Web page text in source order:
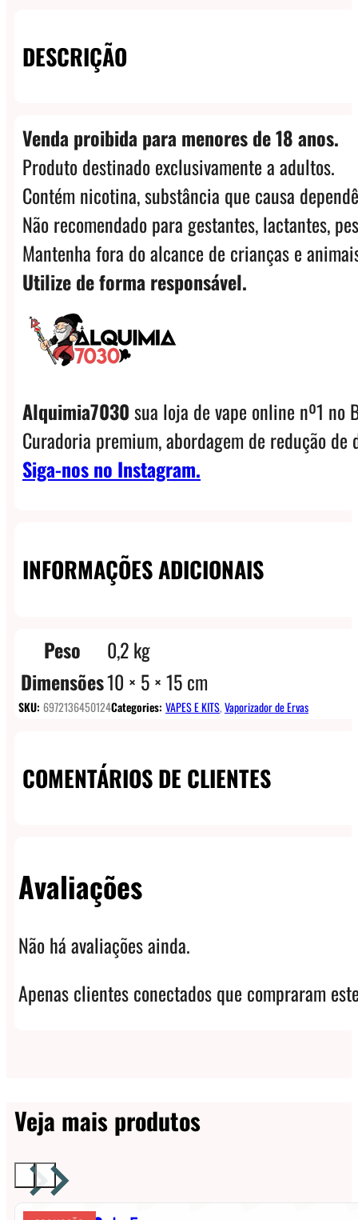
DESCRIÇÃO
Venda proibida para menores de 18 anos.
Produto destinado exclusivamente a adultos.
Contém nicotina, substância que causa
Não recomendado para gestantes, lactantes,
Mantenha fora do alcance de crianças e
Utilize de forma responsável.
Alquimia7030sua loja de vape online nº1 no
Curadoria premium, abordagem de redução
Siga-nos no Instagram.
INFORMAÇÕES ADICIONAIS
Peso
0,2 kg
Dimensões10 × 5 × 15 cm
SKU: 6972136450124Categories: VAPES E KITS,Vaporizador de Ervas
COMENTÁRIOS DE CLIENTES
Avaliações
Não há avaliações ainda.
Apenas clientes conectados que compraram
Veja mais produtos